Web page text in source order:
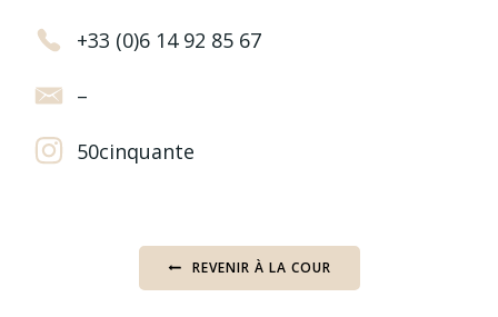
+33 (0)6 14 92 85 67
–
50cinquante
REVENIR À LA COUR